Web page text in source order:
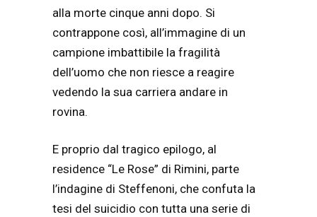
alla morte cinque anni dopo. Si
contrappone così, all’immagine di un
campione imbattibile la fragilità
dell’uomo che non riesce a reagire
vedendo la sua carriera andare in
rovina.
E proprio dal tragico epilogo, al
residence “Le Rose” di Rimini, parte
l’indagine di Steffenoni, che confuta la
tesi del suicidio con tutta una serie di